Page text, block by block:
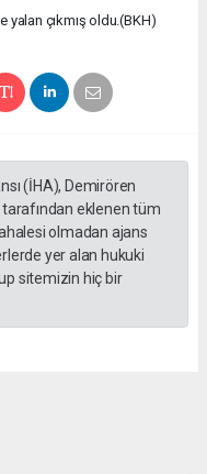
yalan çıkmış oldu.(BKH)
(İHA), Demirören
tarafından eklenen tüm
olmadan ajans
yer alan hukuki
sitemizin hiç bir